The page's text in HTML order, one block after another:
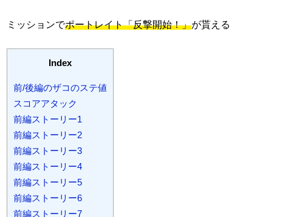
ミッションでポートレイト「反撃開始！」が貰える
Index
前/後編のザコのステ値
スコアアタック
前編ストーリー1
前編ストーリー2
前編ストーリー3
前編ストーリー4
前編ストーリー5
前編ストーリー6
前編ストーリー7